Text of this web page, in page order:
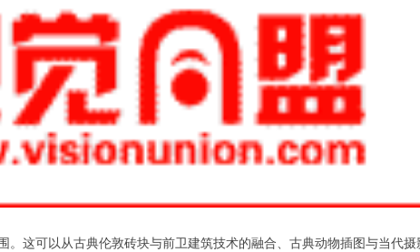
这可以从古典伦敦砖块与前卫建筑技术的融合、古典动物插图与当代